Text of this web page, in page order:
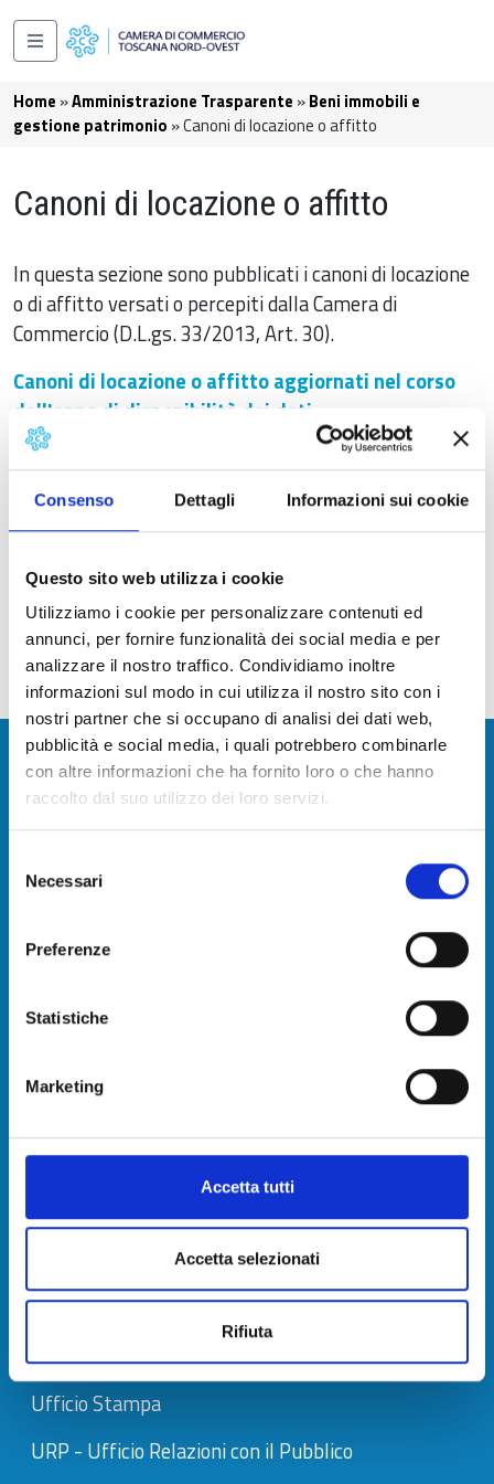
Consenso Dettagli Informazioni sui cookie
Questo sito web utilizza i cookie
Utilizziamo i cookie per personalizzare contenuti ed
annunci, per fornire funzionalità dei social media e per
analizzare il nostro traffico. Condividiamo inoltre
informazioni sul modo in cui utilizza il nostro sito con i
nostri partner che si occupano di analisi dei dati web,
pubblicità e social media, i quali potrebbero combinarle
con altre informazioni che ha fornito loro o che hanno
raccolto dal suo utilizzo dei loro servizi.
delNecessari
Preferenze
Statistiche
Marketing
Accetta tutti
Accetta selezionati
Rifiuta
Salta al contenuto principale
Navigazione principale
Briciole di pane
Home Amministrazione Trasparente
Beni immobili e
gestione patrimonio
Canoni di locazione o affitto
Canoni di locazione o affitto
In questa sezione sono pubblicati i canoni di locazione
o di affitto versati o percepiti dalla Camera di
Commercio (D.L.gs. 33/2013, Art. 30).
Canoni di locazione o affitto aggiornati nel corso
dell'anno di disponibilità dei dati
Per Info
Servizio Patrimonio Carrara
Servizio Patrimonio Pisa
Aggiornato al05/08/2025 - 12:11
Camera di Commercio della Toscana
Nord-Ovest
Contatti
agricoltura della Toscana Nord-Ovest
PEC:
Codice fatturazione elettronica: 08LLZJ
Contatti
Ufficio Stampa
URP - Ufficio Relazioni con il Pubblico